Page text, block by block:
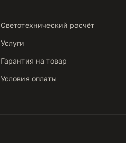
Светотехнический расчёт
Услуги
Гарантия на товар
Условия оплаты